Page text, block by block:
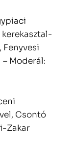
Moderál:
Csontó
Zakar